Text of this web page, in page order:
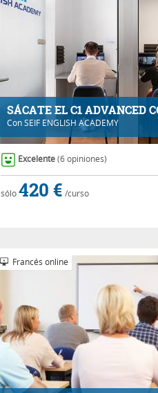
SÁCATE EL C1 ADVANCED
ConSEIF ENGLISH ACADEMY
Excelente (6 opiniones)
sólo420 € /curso
Francés online